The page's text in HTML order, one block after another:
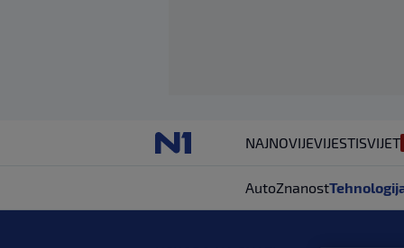
NAJNOVIJEVIJESTISVIJET
AutoZnanost